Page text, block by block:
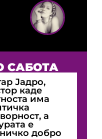
САБОТА
Јадро,
каде
има
а
е
добро